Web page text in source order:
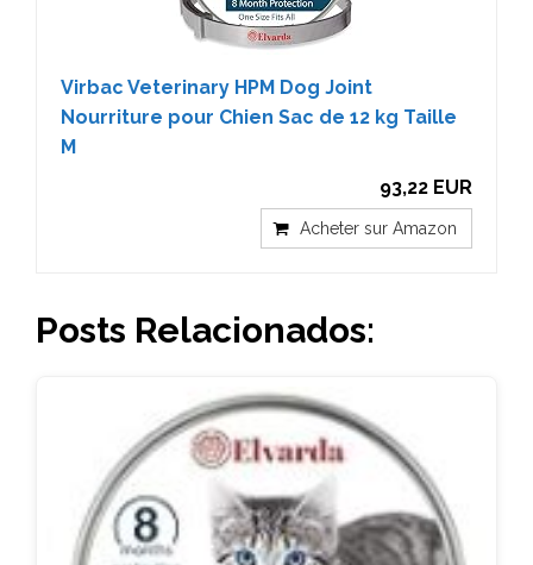
Virbac Veterinary HPM Dog Joint
Nourriture pour Chien Sac de 12 kg Taille
M
93,22 EUR
Acheter sur Amazon
Posts Relacionados: